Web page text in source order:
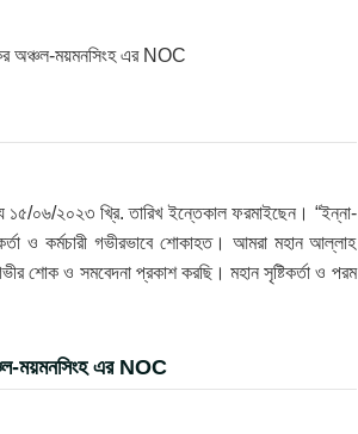
কর অঞ্চল-ময়মনসিংহ এর NOC
১৫/০৬/২০২৩ খ্রি. তারিখ ইন্তেকাল ফরমাইছেন। “ইন্না-
ও কর্মচারী গভীরভাবে শোকাহত। আমরা মহান আল্লাহ
শোক ও সমবেদনা প্রকাশ করছি। মহান সৃষ্টিকর্তা ও পরম
ময়মনসিংহ এর NOC